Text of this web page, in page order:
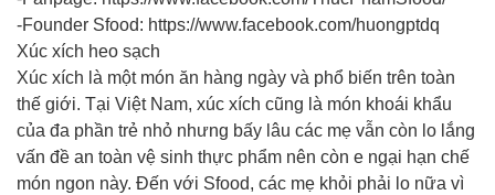
-Founder Sfood: https://www.facebook.com/huongptdq
Xúc xích heo sạch
Xúc xích là một món ăn hàng ngày và phổ biến trên toàn
thế giới. Tại Việt Nam, xúc xích cũng là món khoái khẩu
của đa phần trẻ nhỏ nhưng bấy lâu các mẹ vẫn còn lo lắng
vấn đề an toàn vệ sinh thực phẩm nên còn e ngại hạn chế
món ngon này. Đến với Sfood, các mẹ khỏi phải lo nữa vì